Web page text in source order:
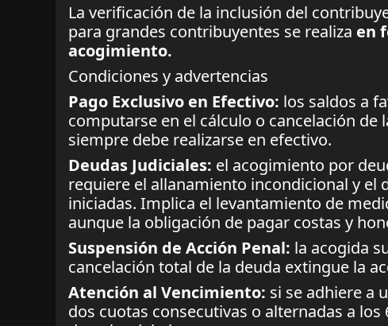
La verificación de la inclusión del
para grandes contribuyentes se realiza en
acogimiento.
Condiciones y advertencias
Pago Exclusivo en Efectivo: los saldos a
computarse en el cálculo o cancelación de
siempre debe realizarse en efectivo.
Deudas Judiciales: el acogimiento por
requiere el allanamiento incondicional y el
iniciadas. Implica el levantamiento de
aunque la obligación de pagar costas y
Suspensión de Acción Penal: la acogida
cancelación total de la deuda extingue la
Atención al Vencimiento: si se adhiere a
dos cuotas consecutivas o alternadas a